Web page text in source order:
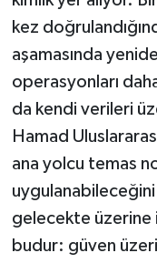
kez
aşamasında
operasyonları
da kendi verileri
Hamad
ana yolcu temas
gelecekte üzerine
budur: güven